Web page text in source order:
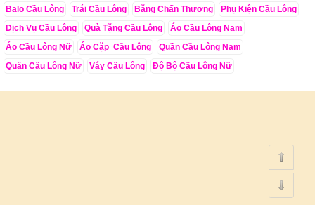
Balo Cầu Lông
Trái Cầu Lông Băng Chấn Thương
Phụ Kiện Cầu Lông
Dịch Vụ Cầu Lông
Quà Tặng Cầu Lông
Áo Cầu Lông Nam
Áo Cầu Lông Nữ
Áo Cặp Cầu Lông
Quần Cầu Lông Nam
Quần Cầu Lông Nữ
Váy Cầu Lông Độ Bộ Cầu Lông Nữ